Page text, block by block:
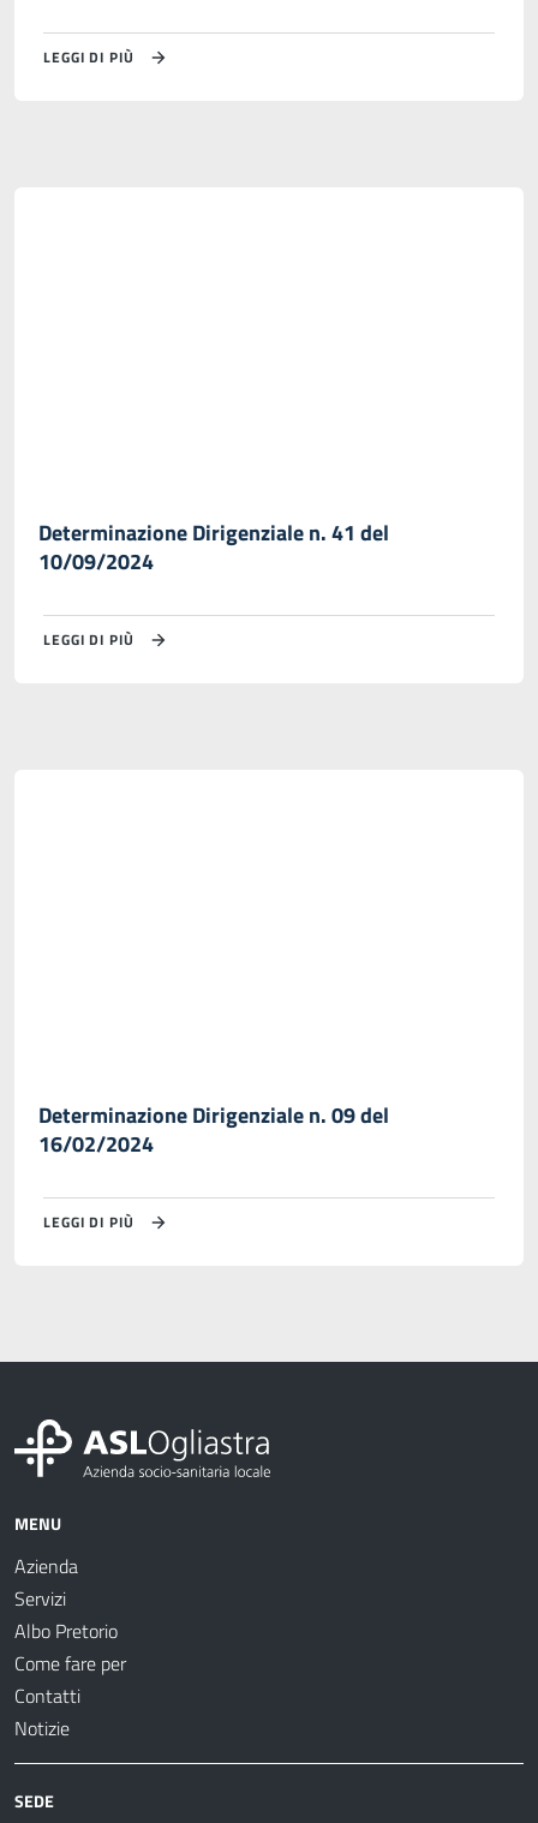
LEGGI DI PIÙ
Determinazione Dirigenziale n. 41 del
10/09/2024
LEGGI DI PIÙ
Determinazione Dirigenziale n. 09 del
16/02/2024
LEGGI DI PIÙ
MENU
Azienda
Servizi
Albo Pretorio
Come fare per
Contatti
Notizie
SEDE